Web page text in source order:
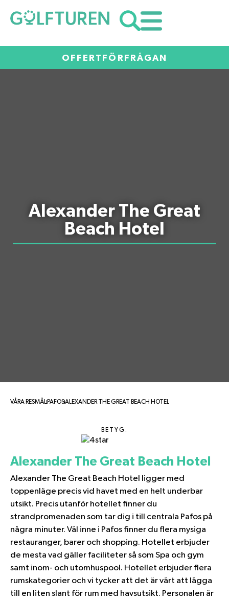
OFFERTFÖRFRÅGAN
Alexander The Great
Beach Hotel
VÅRA RESMÅL PAFOSALEXANDER THE GREAT BEACH HOTEL
BETYG:
Alexander The Great Beach Hotel
Alexander The Great Beach Hotel ligger med
toppenläge precis vid havet med en helt underbar
utsikt. Precis utanför hotellet finner du
strandpromenaden som tar dig i till centrala Pafos på
några minuter. Väl inne i Pafos finner du flera mysiga
restauranger, barer och shopping. Hotellet erbjuder
de mesta vad gäller faciliteter så som Spa och gym
samt inom- och utomhuspool. Hotellet erbjuder flera
rumskategorier och vi tycker att det är värt att lägga
till en liten slant för rum med havsutsikt. Personalen är